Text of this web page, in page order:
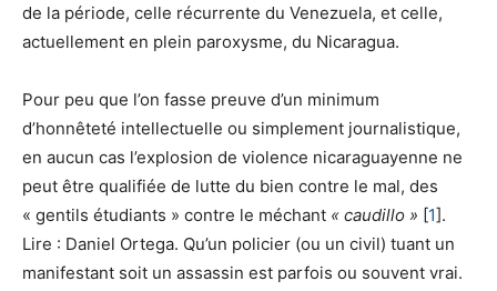
de la période, celle récurrente du Venezuela, et celle,
actuellement en plein paroxysme, du Nicaragua.
Pour peu que l’on fasse preuve d’un minimum
d’honnêteté intellectuelle ou simplement journalistique,
en aucun cas l’explosion de violence nicaraguayenne ne
peut être qualifiée de lutte du bien contre le mal, des
« gentils étudiants » contre le méchant « caudillo » [1].
Lire : Daniel Ortega. Qu’un policier (ou un civil) tuant un
manifestant soit un assassin est parfois ou souvent vrai.